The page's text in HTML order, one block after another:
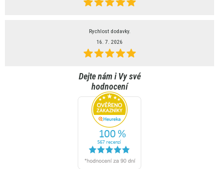
Rychlost dodavky.
16. 7. 2026
Dejte nám i Vy své
hodnocení